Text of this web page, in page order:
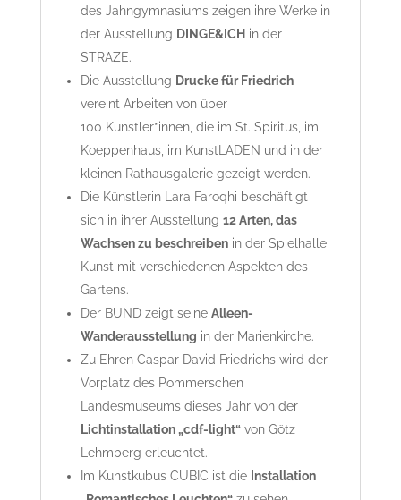
des Jahngymnasiums zeigen ihre Werke in
der Ausstellung DINGE&ICHin der
STRAZE.
Die Ausstellung Drucke für Friedrich
vereint Arbeiten von über
100 Künstler*innen, die im St. Spiritus, im
Koeppenhaus, im KunstLADEN und in der
kleinen Rathausgalerie gezeigt werden.
Die Künstlerin Lara Faroqhi beschäftigt
sich in ihrer Ausstellung 12 Arten, das
Wachsen zu beschreibenin der Spielhalle
Kunst mit verschiedenen Aspekten des
Gartens.
Der BUND zeigt seine Alleen-
Wanderausstellung in der Marienkirche.
Zu Ehren Caspar David Friedrichs wird der
Vorplatz des Pommerschen
Landesmuseums dieses Jahr von der
Lichtinstallation „cdf-light“von Götz
Lehmberg erleuchtet.
Im Kunstkubus CUBIC ist die Installation